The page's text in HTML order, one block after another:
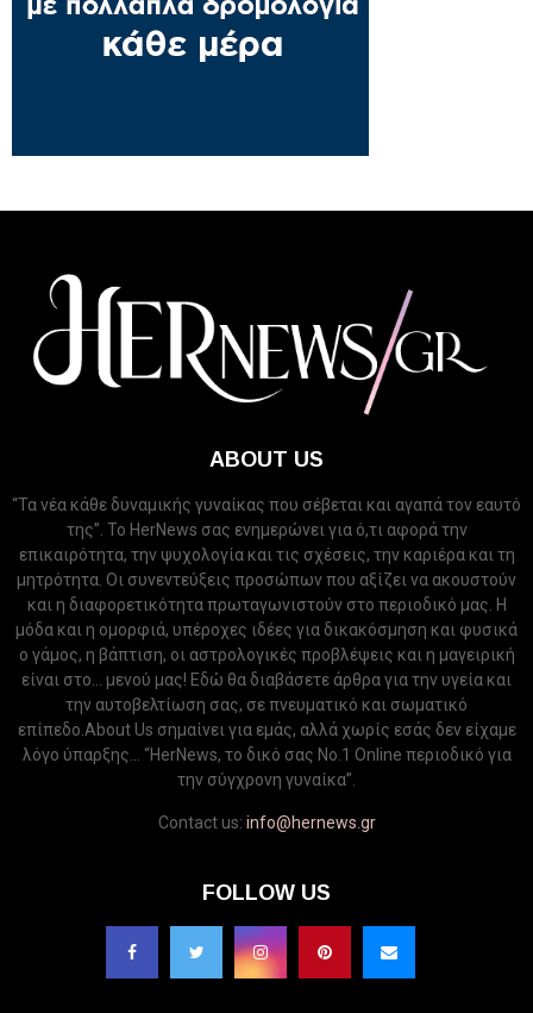
ABOUT US
“Τα νέα κάθε δυναμικής γυναίκας που σέβεται και αγαπά τον εαυτό
της”. Το HerNews σας ενημερώνει για ό,τι αφορά την
επικαιρότητα, την ψυχολογία και τις σχέσεις, την καριέρα και τη
μητρότητα. Οι συνεντεύξεις προσώπων που αξίζει να ακουστούν
και η διαφορετικότητα πρωταγωνιστούν στο περιοδικό μας. Η
μόδα και η ομορφιά, υπέροχες ιδέες για δικακόσμηση και φυσικά
ο γάμος, η βάπτιση, οι αστρολογικές προβλέψεις και η μαγειρική
είναι στο... μενού μας! Εδώ θα διαβάσετε άρθρα για την υγεία και
την αυτοβελτίωση σας, σε πνευματικό και σωματικό
επίπεδο.About Us σημαίνει για εμάς, αλλά χωρίς εσάς δεν είχαμε
λόγο ύπαρξης... “HerNews, το δικό σας Νo.1 Online περιοδικό για
την σύγχρονη γυναίκα”.
Contact us: info@hernews.gr
FOLLOW US